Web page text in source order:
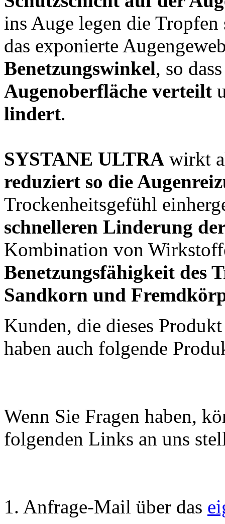
ins Auge legen die
das exponierte
Benetzungswinkel, so
Augenoberfläche verteilt
lindert.
SYSTANE ULTRA wirkt
reduziert so die
Trockenheitsgefühl
schnelleren Linderung
Kombination von
Benetzungsfähigkeit des
Sandkorn und
Kunden, die dieses
haben auch folgende
Wenn Sie Fragen haben,
folgenden Links an uns
1. Anfrage-Mail über das